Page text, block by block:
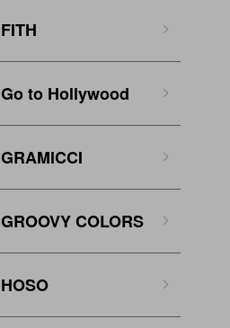
FITH
Go to Hollywood
GRAMICCI
GROOVY COLORS
HOSO